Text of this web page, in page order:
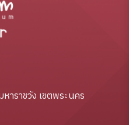
าราชวัง เขตพระนคร